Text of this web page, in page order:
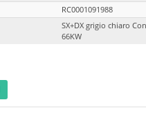
RC0001091988
SX+DX grigio chiaro
66KW